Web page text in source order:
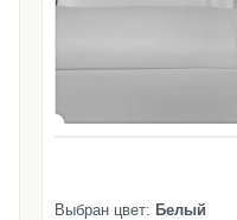
Выбран цвет: Белый